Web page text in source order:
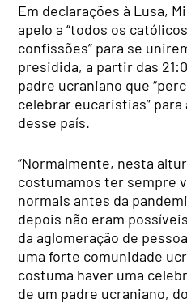
Em declarações à Lusa,
apelo a “todos os
confissões” para se
presidida, a partir das
padre ucraniano que
celebrar eucaristias”
desse país.
“Normalmente, nesta
costumamos ter sempre
normais antes da
depois não eram
da aglomeração de
uma forte comunidade
costuma haver uma
de um padre ucraniano,